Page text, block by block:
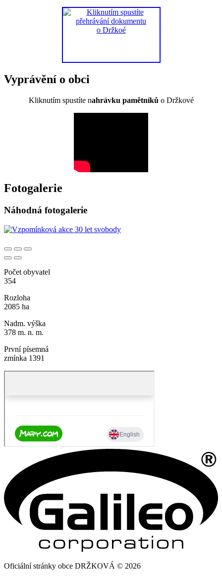
Vyprávění o obci
Kliknutím spustíte nahrávku pamětníků o Držkové
Fotogalerie
Náhodná fotogalerie
Počet obyvatel
354
Rozloha
2085 ha
Nadm. výška
378 m. n. m.
První písemná
zmínka 1391
Oficiální stránky obce DRŽKOVÁ © 2026